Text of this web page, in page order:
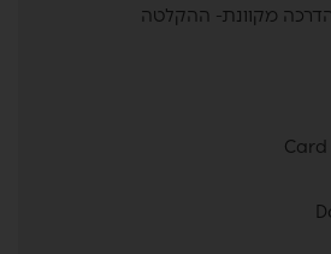
מקוונת- ההקלטה